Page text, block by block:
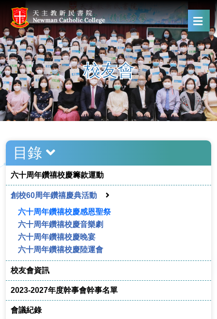
校友會
目錄
六十周年鑽禧校慶籌款運動
創校60周年鑽禧慶典活動
六十周年鑽禧校慶感恩聖祭
六十周年鑽禧校慶音樂劇
六十周年鑽禧校慶晚宴
六十周年鑽禧校慶陸運會
校友會資訊
2023-2027年度幹事會幹事名單
會議紀錄